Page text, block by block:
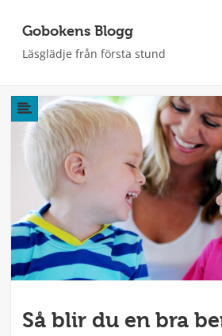
Gobokens Blogg
Läsglädje från första stund
Så blir du en bra